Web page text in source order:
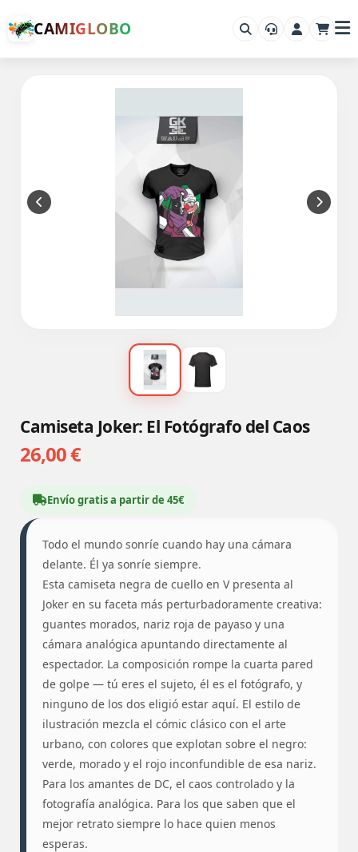
CAMIGLOBO
Camiseta Joker: El Fotógrafo del Caos
26,00 €
Envío gratis a partir de 45€
Todo el mundo sonríe cuando hay una cámara
delante. Él ya sonríe siempre.
Esta camiseta negra de cuello en V presenta al
Joker en su faceta más perturbadoramente creativa:
guantes morados, nariz roja de payaso y una
cámara analógica apuntando directamente al
espectador. La composición rompe la cuarta pared
de golpe — tú eres el sujeto, él es el fotógrafo, y
ninguno de los dos eligió estar aquí. El estilo de
ilustración mezcla el cómic clásico con el arte
urbano, con colores que explotan sobre el negro:
verde, morado y el rojo inconfundible de esa nariz.
Para los amantes de DC, el caos controlado y la
fotografía analógica. Para los que saben que el
mejor retrato siempre lo hace quien menos
esperas.